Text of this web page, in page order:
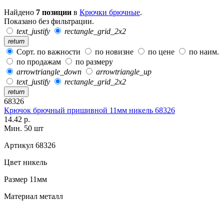
Найдено 7 позиции в Крючки брючные.
Показано без фильтрации.
text_justify
rectangle_grid_2x2
return
Сорт. по важности по новизне по цене
по наим.
по продажам
по размеру
arrowtriangle_down
arrowtriangle_up
text_justify
rectangle_grid_2x2
return
68326
Крючок брючный пришивной 11мм никель 68326
14.42 р.
Мин. 50 шт
Артикул 68326
Цвет никель
Размер 11мм
Материал металл